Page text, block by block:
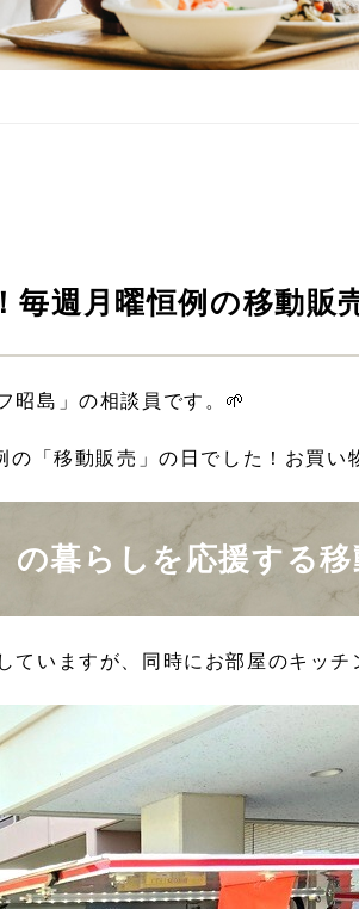
毎週月曜恒例の移動販
昭島」の相談員です。🌱
「移動販売」の日でした！お買い
の暮らしを応援する移
いますが、同時にお部屋のキッ